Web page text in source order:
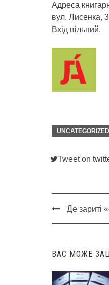
Адреса
вул. Лисенка,
Вхід вільний.
UNCATEGORIZED
Tweet on
Post
Де зариті
ВАС МОЖЕ